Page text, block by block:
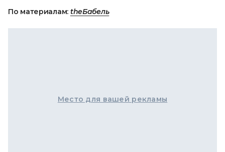
По материалам: theБабель
Место для вашей рекламы